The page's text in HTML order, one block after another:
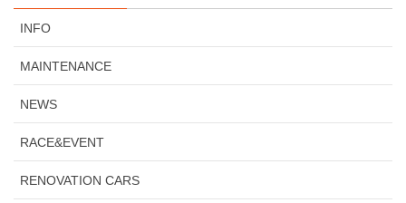
INFO
MAINTENANCE
NEWS
RACE&EVENT
RENOVATION CARS